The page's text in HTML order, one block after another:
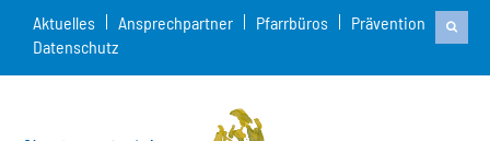
Aktuelles Ansprechpartner Pfarrbüros
Prävention
Datenschutz